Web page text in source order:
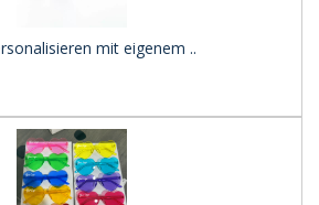
mit eigenem ..